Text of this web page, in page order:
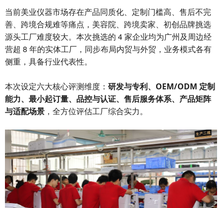
当前美业仪器市场存在产品同质化、定制门槛高、售后不完
善、跨境合规难等痛点，美容院、跨境卖家、初创品牌挑选
源头工厂难度较大。本次挑选的 4 家企业均为广州及周边经
营超 8 年的实体工厂，同步布局内贸与外贸，业务模式各有
侧重，具备行业代表性。
本次设定六大核心评测维度： 研发与专利、 OEM/ODM 定制
能力、 最小起订量、 品控与认证、 售后服务体系、 产品矩阵
与适配场景 ，全方位评估工厂综合实力。